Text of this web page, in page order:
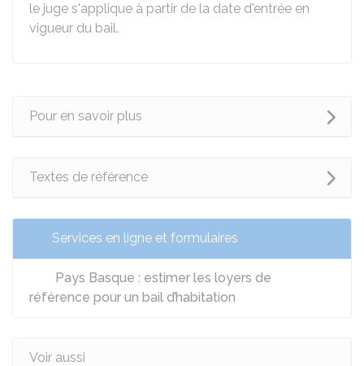
le juge s'applique à partir de la date d'entrée en
vigueur du bail.
Pour en savoir plus
Textes de référence
Services en ligne et formulaires
Pays Basque : estimer les loyers de
référence pour un bail d’habitation
Voir aussi